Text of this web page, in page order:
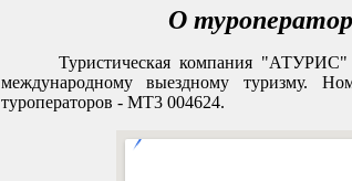
О
Туристическая компания
международному выездному туризму.
туроператоров - МТ3 004624.